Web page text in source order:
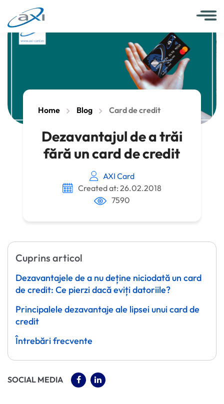
Home Blog Card de credit
Dezavantajul de a trăi
fără un card de credit
AXI Card
Created at: 26.02.2018
7590
Cuprins articol
Dezavantajele de a nu deține niciodată un card
de credit: Ce pierzi dacă eviți datoriile?
Principalele dezavantaje ale lipsei unui card de
credit
Întrebări frecvente
SOCIAL MEDIA (OPENS IN A NEW TAB)
(OPENS IN A NEW TAB)